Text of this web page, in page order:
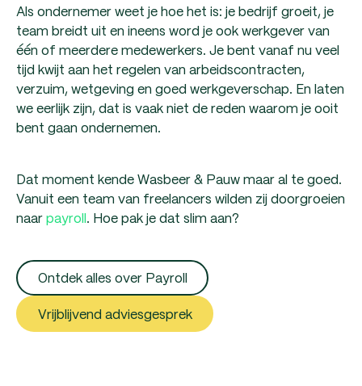
Als ondernemer weet je hoe het is: je bedrijf groeit, je
team breidt uit en ineens word je ook werkgever van
één of meerdere medewerkers. Je bent vanaf nu veel
tijd kwijt aan het regelen van arbeidscontracten,
verzuim, wetgeving en goed werkgeverschap. En laten
we eerlijk zijn, dat is vaak niet de reden waarom je ooit
bent gaan ondernemen.
Dat moment kende Wasbeer & Pauw maar al te goed.
Vanuit een team van freelancers wilden zij doorgroeien
naarpayroll. Hoe pak je dat slim aan?
Ontdek alles over Payroll
Vrijblijvend adviesgesprek